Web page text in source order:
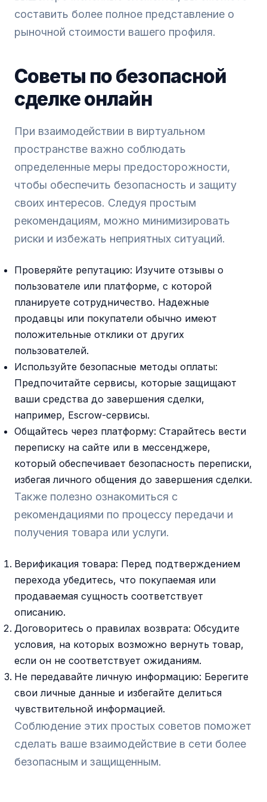
составить более полное представление о
рыночной стоимости вашего профиля.
Советы по безопасной
сделке онлайн
При взаимодействии в виртуальном
пространстве важно соблюдать
определенные меры предосторожности,
чтобы обеспечить безопасность и защиту
своих интересов. Следуя простым
рекомендациям, можно минимизировать
риски и избежать неприятных ситуаций.
Проверяйте репутацию: Изучите отзывы о
пользователе или платформе, с которой
планируете сотрудничество. Надежные
продавцы или покупатели обычно имеют
положительные отклики от других
пользователей.
Используйте безопасные методы оплаты:
Предпочитайте сервисы, которые защищают
ваши средства до завершения сделки,
например, Escrow-сервисы.
Общайтесь через платформу: Старайтесь вести
переписку на сайте или в мессенджере,
который обеспечивает безопасность переписки,
избегая личного общения до завершения сделки.
Также полезно ознакомиться с
рекомендациями по процессу передачи и
получения товара или услуги.
Верификация товара: Перед подтверждением
перехода убедитесь, что покупаемая или
продаваемая сущность соответствует
описанию.
Договоритесь о правилах возврата: Обсудите
условия, на которых возможно вернуть товар,
если он не соответствует ожиданиям.
Не передавайте личную информацию: Берегите
свои личные данные и избегайте делиться
чувствительной информацией.
Соблюдение этих простых советов поможет
сделать ваше взаимодействие в сети более
безопасным и защищенным.